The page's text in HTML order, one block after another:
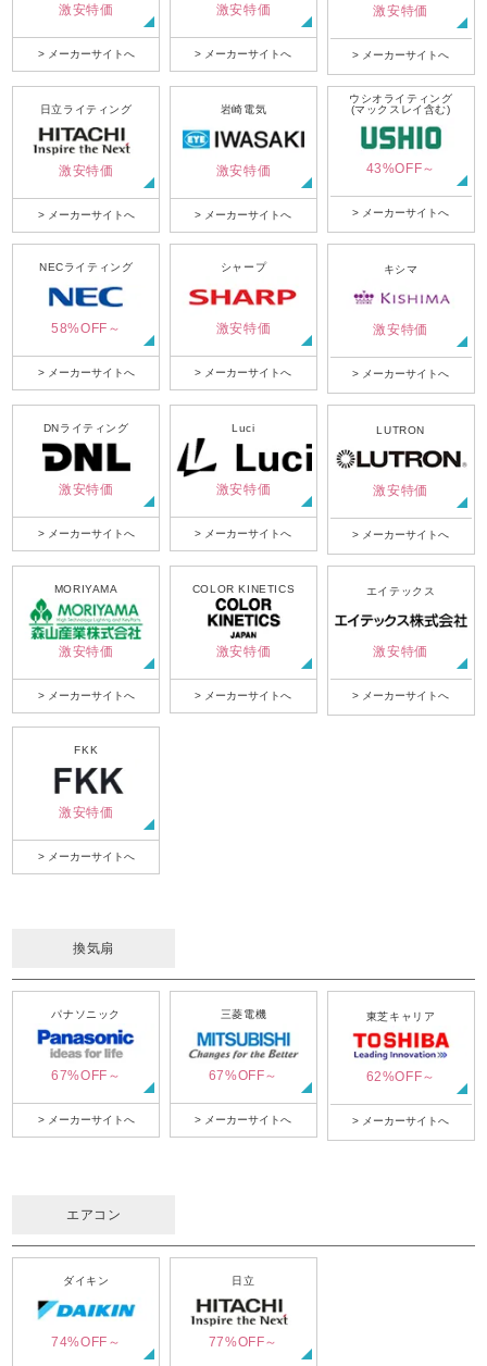
激安特価
> メーカーサイトへ
激安特価
> メーカーサイトへ
激安特価
> メーカーサイトへ
日立ライティング
激安特価
> メーカーサイトへ
岩崎電気
激安特価
> メーカーサイトへ
ウシオライティング
(マックスレイ含む)
43%OFF～
> メーカーサイトへ
NECライティング
58%OFF～
> メーカーサイトへ
シャープ
激安特価
> メーカーサイトへ
キシマ
激安特価
> メーカーサイトへ
DNライティング
激安特価
> メーカーサイトへ
Luci
激安特価
> メーカーサイトへ
LUTRON
激安特価
> メーカーサイトへ
MORIYAMA
激安特価
> メーカーサイトへ
COLOR KINETICS
激安特価
> メーカーサイトへ
エイテックス
激安特価
> メーカーサイトへ
FKK
激安特価
> メーカーサイトへ
換気扇
パナソニック
67%OFF～
> メーカーサイトへ
三菱電機
67%OFF～
> メーカーサイトへ
東芝キャリア
62%OFF～
> メーカーサイトへ
エアコン
ダイキン
74%OFF～
日立
77%OFF～